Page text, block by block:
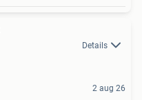
Details
2 aug 26